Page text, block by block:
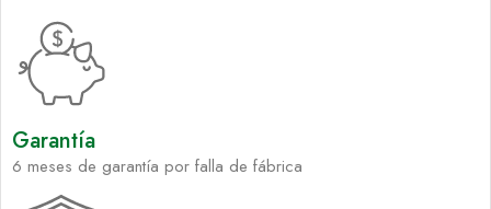
Garantía
6 meses de garantía por falla de fábrica